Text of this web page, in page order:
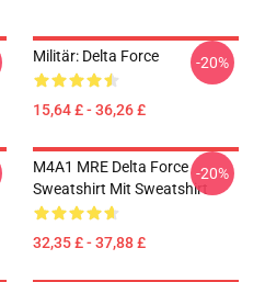
Militär: Delta Force
15,64 £ - 36,26 £
-20%
M4A1 MRE Delta Force
Sweatshirt Mit Sweatshirt
32,35 £ - 37,88 £
-20%